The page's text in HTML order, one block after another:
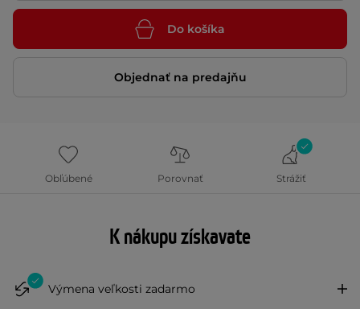
Do košíka
Objednať na predajňu
Obľúbené Porovnať Strážiť
K nákupu získavate
Výmena veľkosti zadarmo